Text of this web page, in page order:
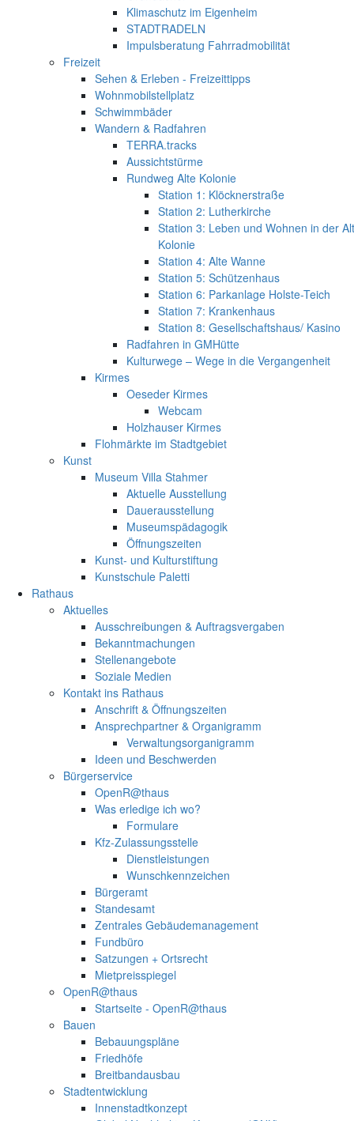
Klimaschutz im Eigenheim
STADTRADELN
Impulsberatung Fahrradmobilität
Freizeit
Sehen & Erleben - Freizeittipps
Wohnmobilstellplatz
Schwimmbäder
Wandern & Radfahren
TERRA.tracks
Aussichtstürme
Rundweg Alte Kolonie
Station 1: Klöcknerstraße
Station 2: Lutherkirche
Station 3: Leben und Wohnen in der
Kolonie
Station 4: Alte Wanne
Station 5: Schützenhaus
Station 6: Parkanlage Holste-Teich
Station 7: Krankenhaus
Station 8: Gesellschaftshaus/ Kasino
Radfahren in GMHütte
Kulturwege – Wege in die Vergangenheit
Kirmes
Oeseder Kirmes
Webcam
Holzhauser Kirmes
Flohmärkte im Stadtgebiet
Kunst
Museum Villa Stahmer
Aktuelle Ausstellung
Dauerausstellung
Museumspädagogik
Öffnungszeiten
Kunst- und Kulturstiftung
Kunstschule Paletti
Rathaus
Aktuelles
Ausschreibungen & Auftragsvergaben
Bekanntmachungen
Stellenangebote
Soziale Medien
Kontakt ins Rathaus
Anschrift & Öffnungszeiten
Ansprechpartner & Organigramm
Verwaltungsorganigramm
Ideen und Beschwerden
Bürgerservice
OpenR@thaus
Was erledige ich wo?
Formulare
Kfz-Zulassungsstelle
Dienstleistungen
Wunschkennzeichen
Bürgeramt
Standesamt
Zentrales Gebäudemanagement
Fundbüro
Satzungen + Ortsrecht
Mietpreisspiegel
OpenR@thaus
Startseite - OpenR@thaus
Bauen
Bebauungspläne
Friedhöfe
Breitbandausbau
Stadtentwicklung
Innenstadtkonzept